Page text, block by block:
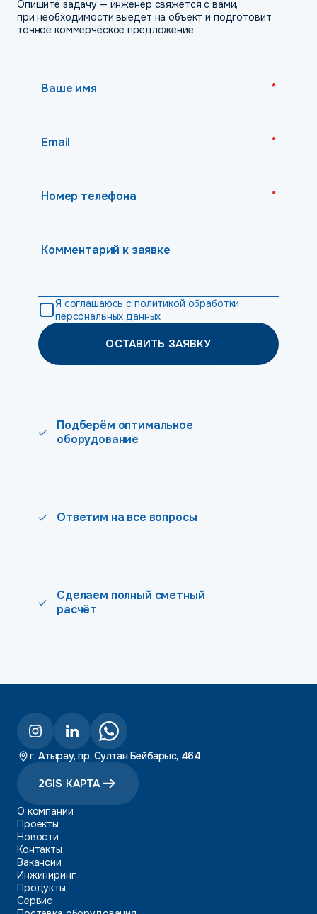
Опишите задачу — инженер свяжется с вами,
при необходимости выедет на объект и подготовит
точное коммерческое предложение
Ваше имя *
Email *
Номер телефона *
Комментарий к заявке
Я соглашаюсь с политикой обработки
персональных данных
ОСТАВИТЬ ЗАЯВКУ
Подберём оптимальное
оборудование
Ответим на все вопросы
Сделаем полный сметный
расчёт
г. Атырау, пр. Султан Бейбарыс, 464
2GIS КАРТА
О компании
Проекты
Новости
Контакты
Вакансии
Инжиниринг
Продукты
Сервис